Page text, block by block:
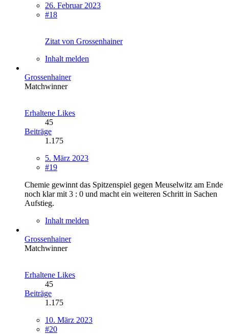
26. Februar 2023
#18
Zitat von Grossenhainer
Inhalt melden
Grossenhainer
Matchwinner
Erhaltene Likes
45
Beiträge
1.175
5. März 2023
#19
Chemie gewinnt das Spitzenspiel gegen Meuselwitz am Ende
noch klar mit 3 : 0 und macht ein weiteren Schritt in Sachen
Aufstieg.
Inhalt melden
Grossenhainer
Matchwinner
Erhaltene Likes
45
Beiträge
1.175
10. März 2023
#20